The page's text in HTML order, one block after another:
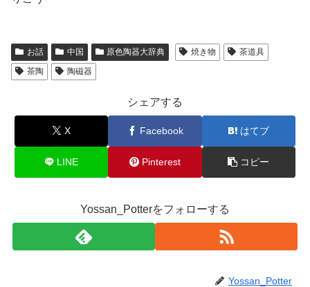
お話 中国 原色陶器大辞典 焼き物
茶道具
茶陶
陶磁器
シェアする
X Facebook はてブ
LINE Pinterest コピー
Yossan_Potterをフォローする
Yossan_Potter